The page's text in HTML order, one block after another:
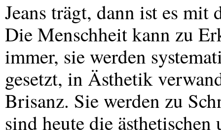
Jeans trägt, dann ist es mit
Die Menschheit kann zu
immer, sie werden
gesetzt, in Ästhetik
Brisanz. Sie werden zu
sind heute die